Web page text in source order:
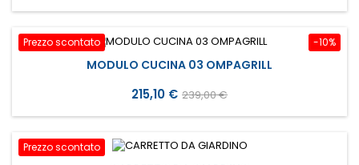
base
-10%
Prezzo scontato
MODULO CUCINA 03 OMPAGRILL
Prezzo
215,10 € Prezzo
base
239,00 €
Prezzo scontato